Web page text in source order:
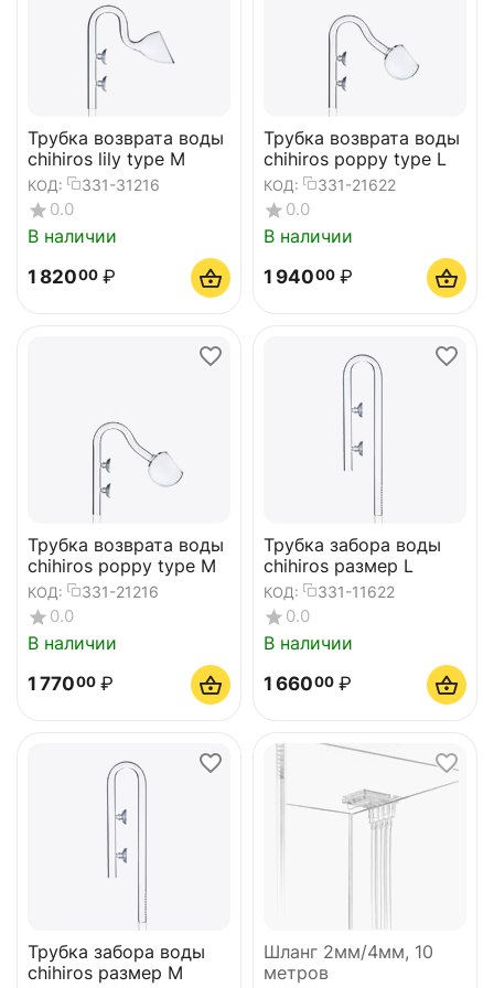
Трубка возврата воды
chihiros lily type M
КОД: 331-31216
0.0
В наличии
1 82000 ₽
Трубка возврата воды
chihiros poppy type L
КОД: 331-21622
0.0
В наличии
1 94000 ₽
Трубка возврата воды
chihiros poppy type M
КОД: 331-21216
0.0
В наличии
1 77000 ₽
Трубка забора воды
chihiros размер L
КОД: 331-11622
0.0
В наличии
1 66000 ₽
Трубка забора воды
chihiros размер M
Шланг 2мм/4мм, 10
метров